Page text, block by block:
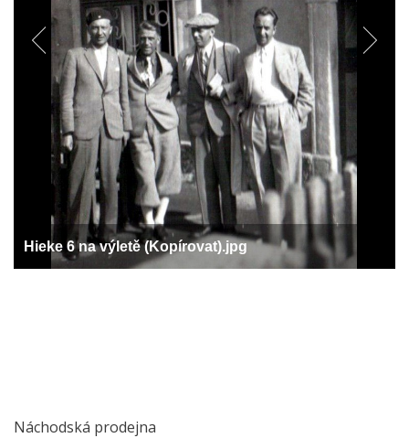
Hieke 6 na výletě (Kopírovat).jpg
Náchodská prodejna